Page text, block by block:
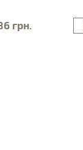
грн.